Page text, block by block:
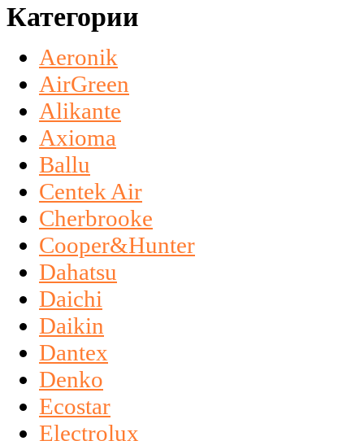
Категории
Aeronik
AirGreen
Alikante
Axioma
Ballu
Centek Air
Cherbrooke
Cooper&Hunter
Dahatsu
Daichi
Daikin
Dantex
Denko
Ecostar
Electrolux